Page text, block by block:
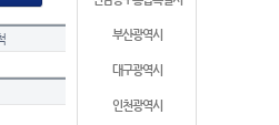
부산광역시
대구광역시
인천광역시